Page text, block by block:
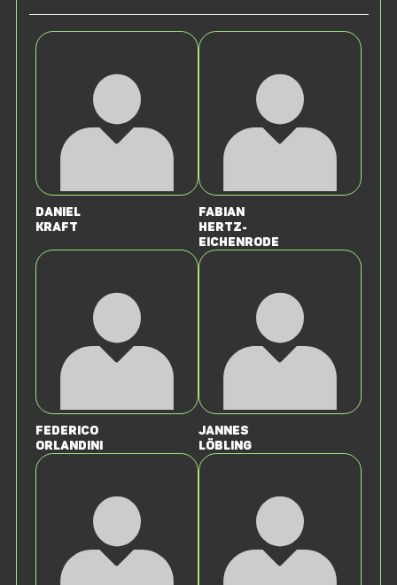
Daniel
Kraft
Fabian
Hertz-
Eichenrode
Federico
Orlandini
Jannes
Löbling